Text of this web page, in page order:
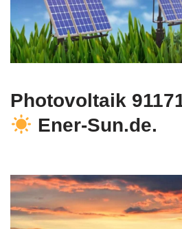
Photovoltaik
Ener-Sun.de.